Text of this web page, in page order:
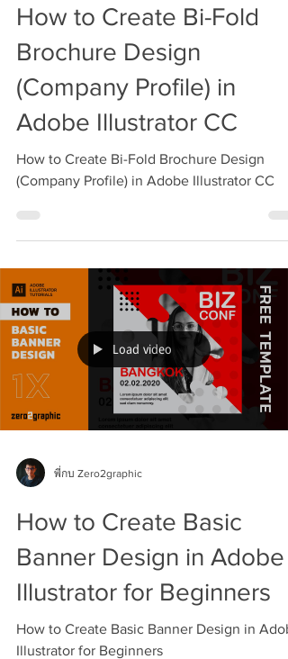
How to Create Bi-Fold
Brochure Design
(Company Profile) in
Adobe Illustrator CC
How to Create Bi-Fold Brochure Design
(Company Profile) in Adobe Illustrator CC
Load video
พี่กบ Zero2graphic
How to Create Basic
Banner Design in Adobe
Illustrator for Beginners
How to Create Basic Banner Design in
Illustrator for Beginners